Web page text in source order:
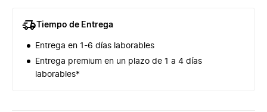
Tiempo de Entrega
Entrega en 1-6 días laborables
Entrega premium en un plazo de 1 a 4 días
laborables*